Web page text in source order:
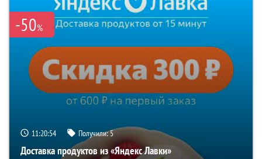
-50%
11:20:53 Получили:5
Доставка продуктов из «Яндекс Лавки»